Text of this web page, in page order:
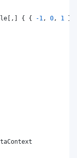
[ , ] { { -1 , 0 , 1 }